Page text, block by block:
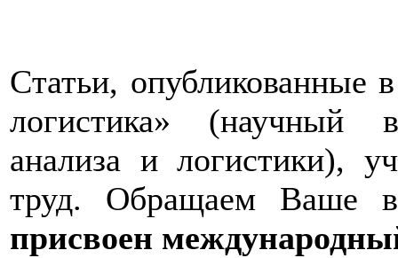
Cтатьи, опубликованные
логистика» (научный
анализа и логистики),
труд. Обращаем Ваше
присвоен